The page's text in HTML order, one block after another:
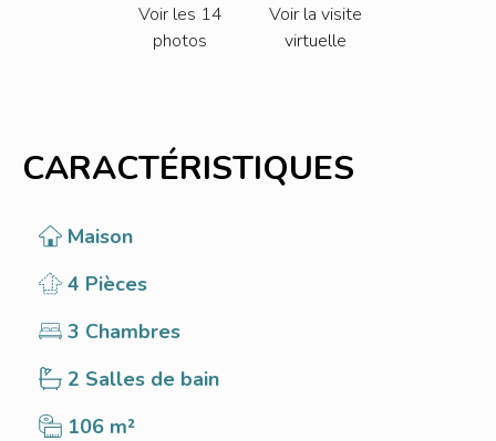
Voir les 14
photos
Voir la visite
virtuelle
CARACTÉRISTIQUES
Maison
4 Pièces
3 Chambres
2 Salles de bain
106 m²